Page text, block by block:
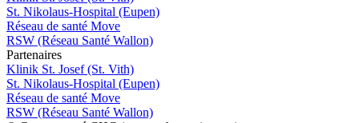
St. Nikolaus-Hospital (Eupen)
Réseau de santé Move
RSW (Réseau Santé Wallon)
Partenaires
Klinik St. Josef (St. Vith)
St. Nikolaus-Hospital (Eupen)
Réseau de santé Move
RSW (Réseau Santé Wallon)